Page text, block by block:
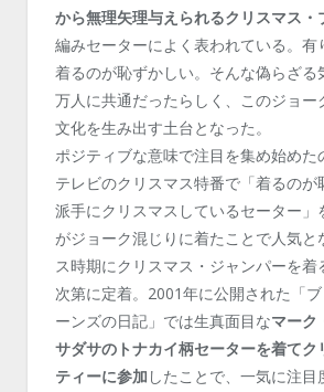
から無理矢理与えられるクリスマス・
編みセーターによく表われている。有
着るのが恥ずかしい。そんな偽らざる
万人に共通だったらしく、このジョー
文化を生み出す土台となった。
ポジティブな意味で注目を集め始めた
テレビのクリスマス特番で「着るのが
派手にクリスマスしているセーター」
がジョーク混じりに着たことで人気と
ス時期にクリスマス・ジャンパーを着
次第に定着。2001年に公開された「
ーンズの日記」では生真面目なマーク
サダサのトナカイ柄セーターを着てク
ティーに参加 したことで、一気に注目